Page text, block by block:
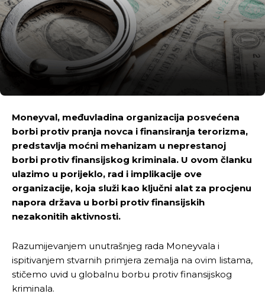
Moneyval, međuvladina organizacija posvećena
borbi protiv pranja novca i finansiranja terorizma,
predstavlja moćni mehanizam u neprestanoj
borbi protiv finansijskog kriminala. U ovom članku
ulazimo u porijeklo, rad i implikacije ove
organizacije, koja služi kao ključni alat za procjenu
napora država u borbi protiv finansijskih
nezakonitih aktivnosti.
Razumijevanjem unutrašnjeg rada Moneyvala i
ispitivanjem stvarnih primjera zemalja na ovim listama,
stičemo uvid u globalnu borbu protiv finansijskog
kriminala.